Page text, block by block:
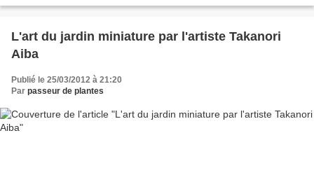
L'art du jardin miniature par l'artiste Takanori
Aiba
Publié le 25/03/2012 à 21:20
Par passeur de plantes